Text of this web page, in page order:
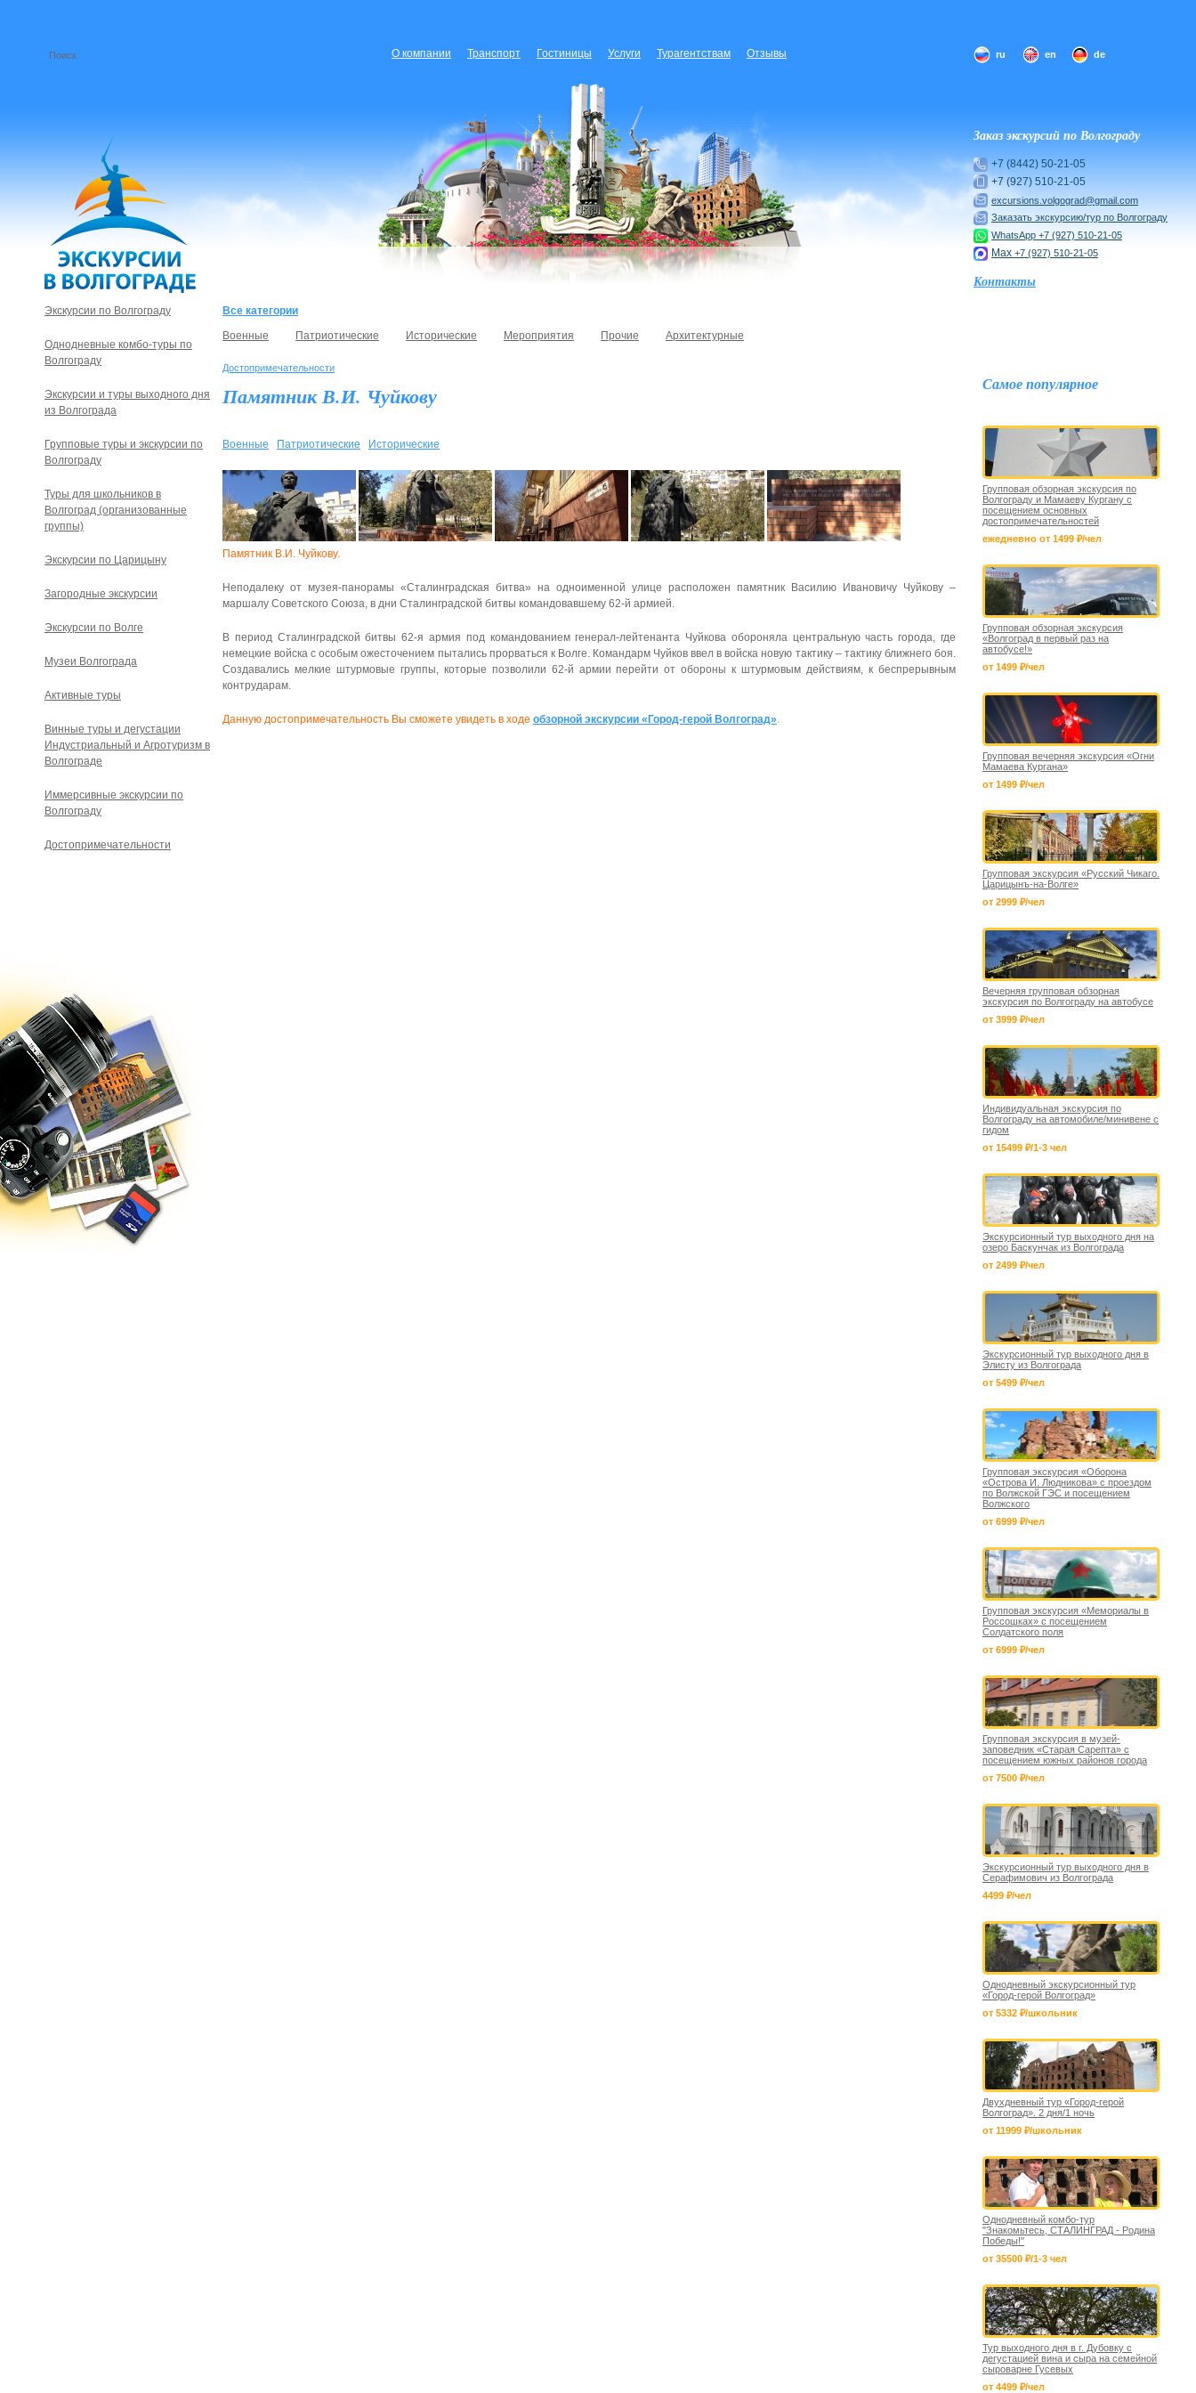
О компании Транспорт Гостиницы Услуги Турагентствам Отзывы ru en de
Заказ экскурсий по Волгограду
+7 (8442) 50-21-05
+7 (927) 510-21-05
excursions.volgograd@gmail.com
Заказать экскурсию/тур по Волгограду
WhatsApp +7 (927) 510-21-05
Max +7 (927) 510-21-05
Контакты
Все категории
Военные
Патриотические Исторические Мероприятия Прочие Архитектурные
Достопримечательности
Памятник В.И. Чуйкову
Военные Патриотические Исторические
Памятник В.И. Чуйкову.
Неподалеку от музея-панорамы «Сталинградская битва» на одноименной улице расположен памятник Василию Ивановичу Чуйкову –
маршалу Советского Союза, в дни Сталинградской битвы командовавшему 62-й армией.
В период Сталинградской битвы 62-я армия под командованием генерал-лейтенанта Чуйкова обороняла центральную часть города, где
немецкие войска с особым ожесточением пытались прорваться к Волге. Командарм Чуйков ввел в войска новую тактику – тактику ближнего боя.
Создавались мелкие штурмовые группы, которые позволили 62-й армии перейти от обороны к штурмовым действиям, к беспрерывным
контрударам.
Данную достопримечательность Вы сможете увидеть в ходе обзорной экскурсии «Город-герой Волгоград».
Экскурсии по Волгограду
Однодневные комбо-туры по
Волгограду
Экскурсии и туры выходного дня
из Волгограда
Групповые туры и экскурсии по
Волгограду
Туры для школьников в
Волгоград (организованные
группы)
Экскурсии по Царицыну
Загородные экскурсии
Экскурсии по Волге
Музеи Волгограда
Активные туры
Винные туры и дегустации
Индустриальный и Агротуризм в
Волгограде
Иммерсивные экскурсии по
Волгограду
Достопримечательности
Самое популярное
Групповая обзорная экскурсия по
Волгограду и Мамаеву Кургану с
посещением основных
достопримечательностей
ежедневно от 1499 ₽/чел
Групповая обзорная экскурсия
«Волгоград в первый раз на
автобусе!»
от 1499 ₽/чел
Групповая вечерняя экскурсия «Огни
Мамаева Кургана»
от 1499 ₽/чел
Групповая экскурсия «Русский Чикаго.
Царицынъ-на-Волге»
от 2999 ₽/чел
Вечерняя групповая обзорная
экскурсия по Волгограду на автобусе
от 3999 ₽/чел
Индивидуальная экскурсия по
Волгограду на автомобиле/минивене с
гидом
от 15499 ₽/1-3 чел
Экскурсионный тур выходного дня на
озеро Баскунчак из Волгограда
от 2499 ₽/чел
Экскурсионный тур выходного дня в
Элисту из Волгограда
от 5499 ₽/чел
Групповая экскурсия «Оборона
«Острова И. Людникова» с проездом
по Волжской ГЭС и посещением
Волжского
от 6999 ₽/чел
Групповая экскурсия «Мемориалы в
Россошках» с посещением
Солдатского поля
от 6999 ₽/чел
Групповая экскурсия в музей-
заповедник «Старая Сарепта» с
посещением южных районов города
от 7500 ₽/чел
Экскурсионный тур выходного дня в
Серафимович из Волгограда
4499 ₽/чел
Однодневный экскурсионный тур
«Город-герой Волгоград»
от 5332 ₽/школьник
Двухдневный тур «Город-герой
Волгоград». 2 дня/1 ночь
от 11999 ₽/школьник
Однодневный комбо-тур
"Знакомьтесь, СТАЛИНГРАД - Родина
Победы!"
от 35500 ₽/1-3 чел
Тур выходного дня в г. Дубовку с
дегустацией вина и сыра на семейной
сыроварне Гусевых
от 4499 ₽/чел